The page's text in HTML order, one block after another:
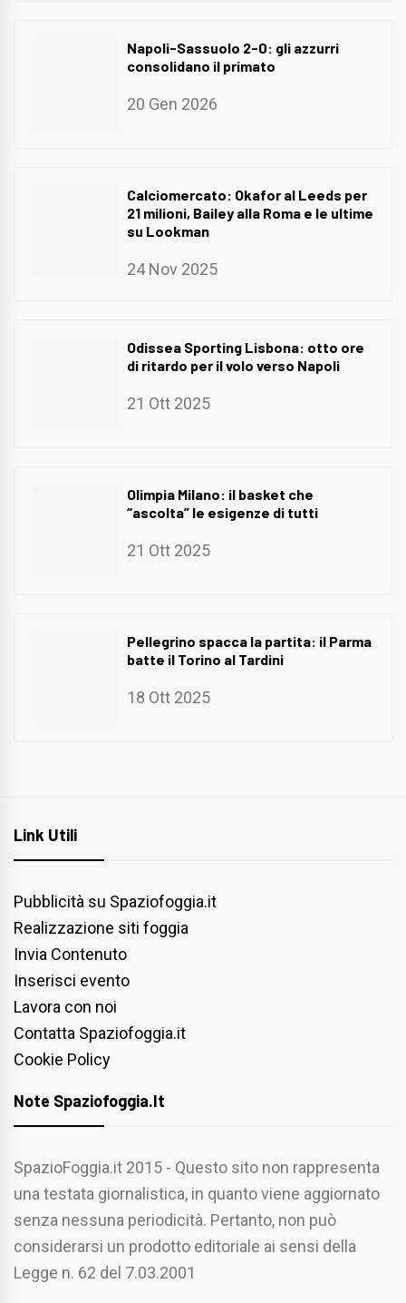
Napoli-Sassuolo 2-0: gli azzurri
consolidano il primato
20 Gen 2026
Calciomercato: Okafor al Leeds per
21 milioni, Bailey alla Roma e le ultime
su Lookman
24 Nov 2025
Odissea Sporting Lisbona: otto ore
di ritardo per il volo verso Napoli
21 Ott 2025
Olimpia Milano: il basket che
“ascolta” le esigenze di tutti
21 Ott 2025
Pellegrino spacca la partita: il Parma
batte il Torino al Tardini
18 Ott 2025
Link Utili
Pubblicità su Spaziofoggia.it
Realizzazione siti foggia
Invia Contenuto
Inserisci evento
Lavora con noi
Contatta Spaziofoggia.it
Cookie Policy
Note Spaziofoggia.it
SpazioFoggia.it 2015 - Questo sito non rappresenta
una testata giornalistica, in quanto viene aggiornato
senza nessuna periodicità. Pertanto, non può
considerarsi un prodotto editoriale ai sensi della
Legge n. 62 del 7.03.2001